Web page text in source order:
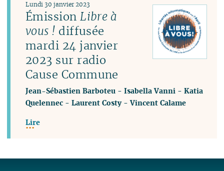
ÉmissionLibre à
vous ! diffusée
mardi 24 janvier
2023 sur radio
Cause Commune
Lundi 30 janvier 2023
Jean-Sébastien Barboteu -Isabella Vanni -Katia
Quelennec -Laurent Costy-Vincent Calame
Lire